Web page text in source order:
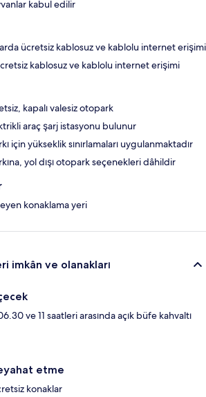
kabul edilir
ücretsiz kablosuz ve kablolu internet erişimi
kablosuz ve kablolu internet erişimi
kapalı valesiz otopark
araç şarj istasyonu bulunur
için yükseklik sınırlamaları uygulanmaktadır
yol dışı otopark seçenekleri dâhildir
konaklama yeri
imkân ve olanakları
ve 11 saatleri arasında açık büfe kahvaltı
etme
konaklar